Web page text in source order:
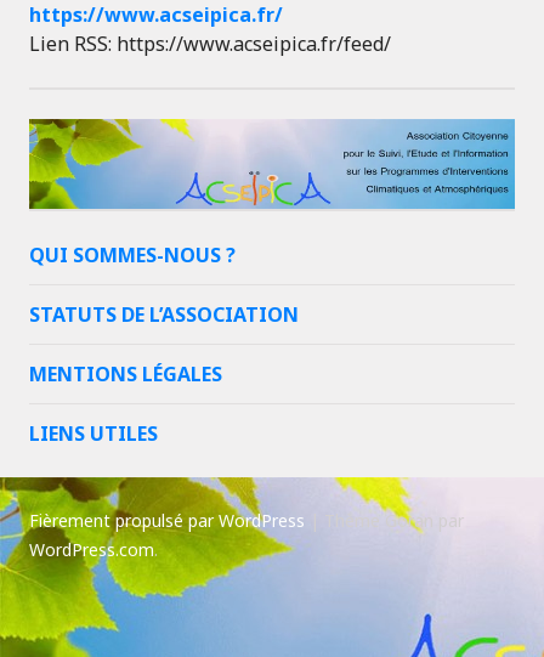
https://www.acseipica.fr/
Lien RSS: https://www.acseipica.fr/feed/
QUI SOMMES-NOUS ?
STATUTS DE L’ASSOCIATION
MENTIONS LÉGALES
LIENS UTILES
Fièrement propulsé par WordPress
Thème Goran par
WordPress.com.